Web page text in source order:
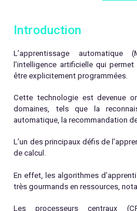
Introduction
L’apprentissage
l’intelligence artificielle qui
être explicitement programmées.
Cette technologie est devenue
domaines, tels que la
automatique, la recommandation
L’un des principaux défis de
de calcul.
En effet, les algorithmes
très gourmands en ressources,
Les processeurs centraux